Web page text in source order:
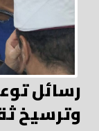
رسائل
وترسيخ